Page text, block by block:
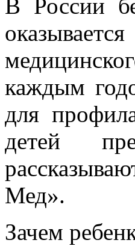
В России
каждым
для
детей
Мед».
Зачем